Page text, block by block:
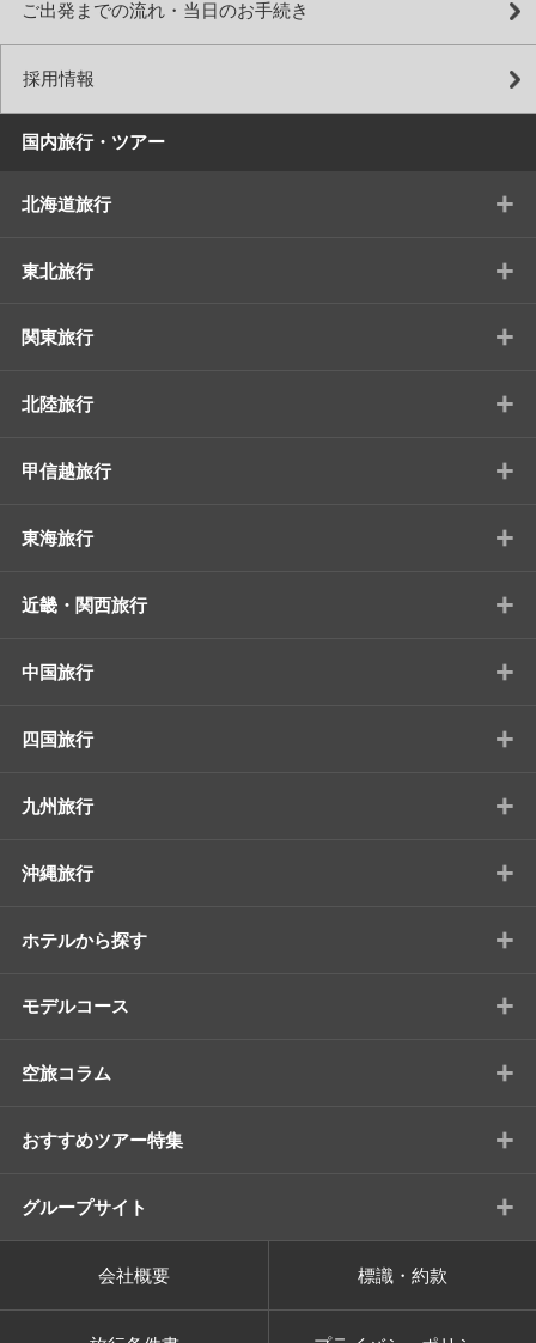
ご出発までの流れ・当日のお手続き
採用情報
国内旅行・ツアー
北海道旅行 +
東北旅行 +
関東旅行 +
北陸旅行 +
甲信越旅行 +
東海旅行 +
近畿・関西旅行 +
中国旅行 +
四国旅行 +
九州旅行 +
沖縄旅行 +
ホテルから探す +
モデルコース +
空旅コラム +
おすすめツアー特集 +
グループサイト +
会社概要 標識・約款